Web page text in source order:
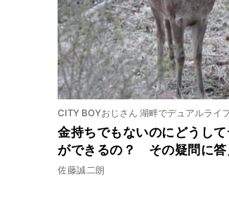
CITY BOYおじさん 湖畔でデュアルライ
金持ちでもないのにどうし
ができるの？ その疑問に答
佐藤誠二朗